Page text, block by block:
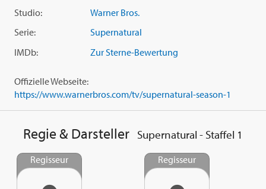
11. Vogelscheuche
13. Route 666
14. Albtraum
16. Tödliche Schatten
17. Spukhaus
18. Eine Hexe kehrt zurück
19. Das Gemälde
20. Der Wunder-Colt
21. Die Erlösung
22. Teufelsfalle
Studio:
Warner Bros.
Serie:
Supernatural
IMDb:
Zur Sterne-Bewertung
Offizielle Webseite:
https://www.warnerbros.com/tv/supernatural-season-1
Regie & Darsteller Supernatural - Staffel 1
Regisseur Regisseur